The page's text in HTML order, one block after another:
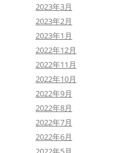
2023年3月
2023年2月
2023年1月
2022年12月
2022年11月
2022年10月
2022年9月
2022年8月
2022年7月
2022年6月